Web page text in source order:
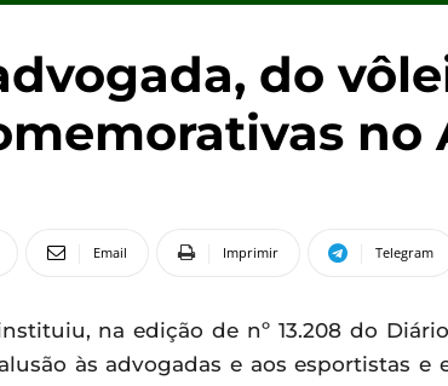
do
no
Email Imprimir Telegram
na edição de nº 13.208 do
às advogadas e aos esportistas e